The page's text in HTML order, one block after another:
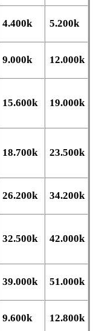
4.400k 5.200k
9.000k 12.000k
15.600k 19.000k
18.700k 23.500k
26.200k 34.200k
32.500k 42.000k
39.000k 51.000k
9.600k 12.800k